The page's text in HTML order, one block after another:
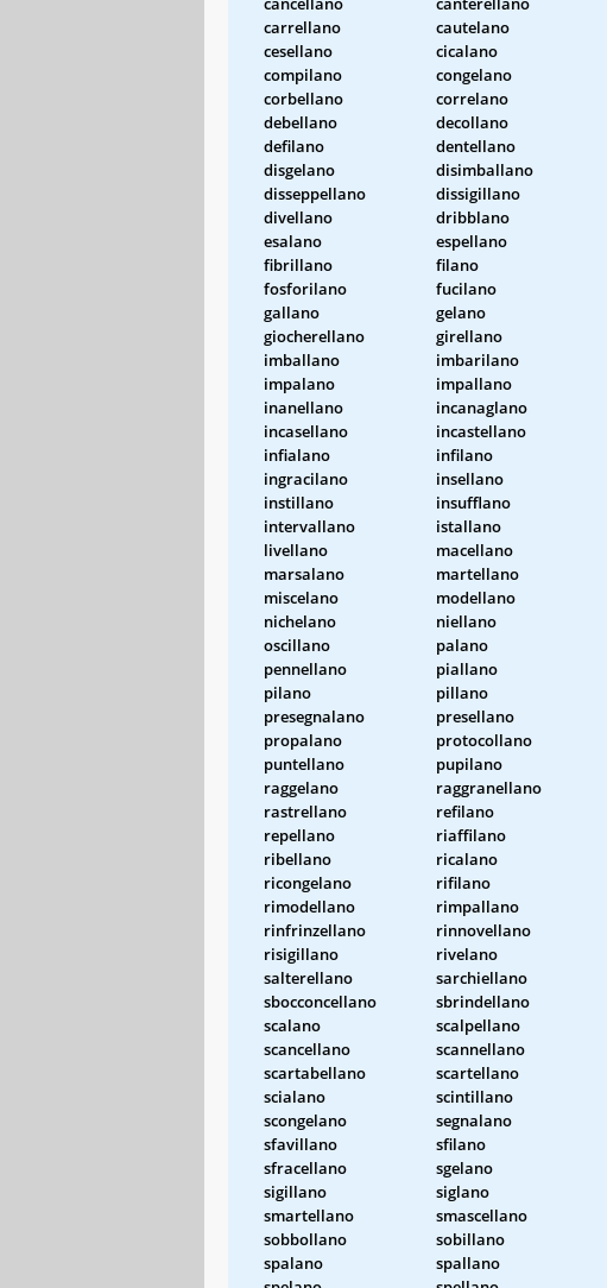
carrellano
cautelano
cesellano
cicalano
compilano
congelano
corbellano
correlano
debellano
decollano
defilano
dentellano
disgelano
disimballano
disseppellano
dissigillano
divellano
dribblano
esalano
espellano
fibrillano
filano
fosforilano
fucilano
gallano
gelano
giocherellano
girellano
imballano
imbarilano
impalano
impallano
inanellano
incanaglano
incasellano
incastellano
infialano
infilano
ingracilano
insellano
instillano
insufflano
intervallano
istallano
livellano
macellano
marsalano
martellano
miscelano
modellano
nichelano
niellano
oscillano
palano
pennellano
piallano
pilano
pillano
presegnalano
presellano
propalano
protocollano
puntellano
pupilano
raggelano
raggranellano
rastrellano
refilano
repellano
riaffilano
ribellano
ricalano
ricongelano
rifilano
rimodellano
rimpallano
rinfrinzellano
rinnovellano
risigillano
rivelano
salterellano
sarchiellano
sbocconcellano
sbrindellano
scalano
scalpellano
scancellano
scannellano
scartabellano
scartellano
scialano
scintillano
scongelano
segnalano
sfavillano
sfilano
sfracellano
sgelano
sigillano
siglano
smartellano
smascellano
sobbollano
sobillano
spalano
spallano